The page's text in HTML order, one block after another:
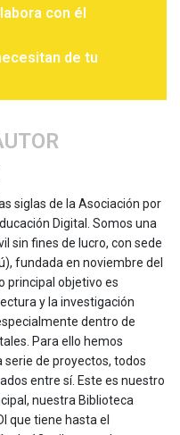
con él
de tu
siglas de la Asociación por
Digital. Somos una
sin fines de lucro, con sede
fundada en noviembre del
principal objetivo es
y la investigación
dentro de
Para ello hemos
serie de proyectos, todos
entre sí. Este es nuestro
nuestra Biblioteca
que tiene hasta el